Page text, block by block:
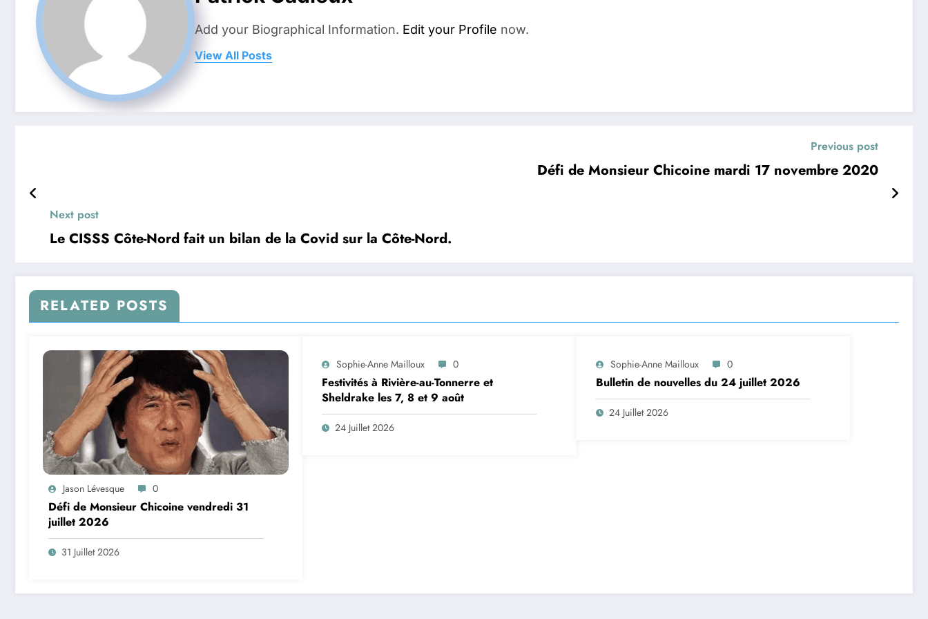
Add your Biographical Information. Edit your Profile now.
View All Posts
Previous post
Défi de Monsieur Chicoine mardi 17 novembre 2020
Next post
Le CISSS Côte-Nord fait un bilan de la Covid sur la Côte-Nord.
RELATED POSTS
Jason Lévesque 0
Défi de Monsieur Chicoine vendredi 31
juillet 2026
31 Juillet 2026
Sophie-Anne Mailloux 0
Festivités à Rivière-au-Tonnerre et
Sheldrake les 7, 8 et 9 août
24 Juillet 2026
Sophie-Anne Mailloux 0
Bulletin de nouvelles du 24 juillet 2026
24 Juillet 2026